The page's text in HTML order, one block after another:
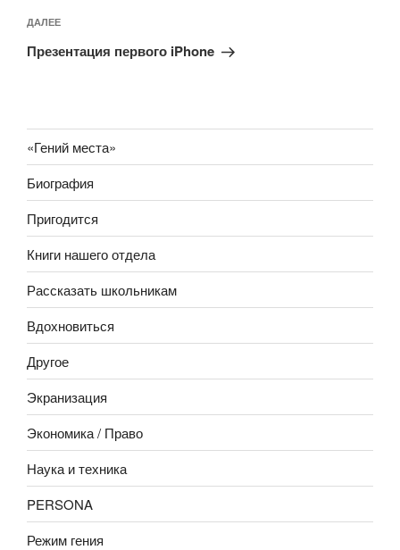
Следующая
запись
ДАЛЕЕ
Презентация первого iPhone
«Гений места»
Биография
Пригодится
Книги нашего отдела
Рассказать школьникам
Вдохновиться
Другое
Экранизация
Экономика / Право
Наука и техника
PERSONA
Режим гения